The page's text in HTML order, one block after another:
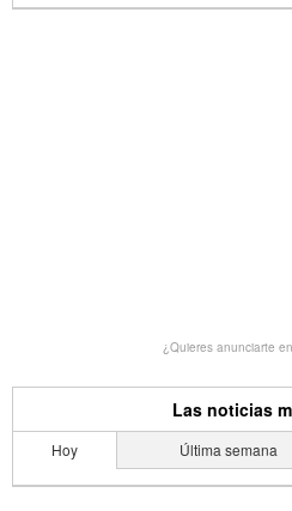
¿Quieres anunciarte
Las noticias
Hoy Última semana